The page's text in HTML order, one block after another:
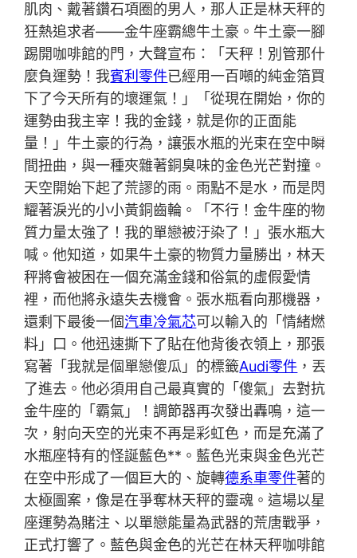
肌肉、戴著鑽石項圈的男人，那人正是林天秤的
狂熱追求者——金牛座霸總牛土豪。牛土豪一腳
踢開咖啡館的門，大聲宣布：「天秤！別管那什
麼負運勢！我賓利零件已經用一百噸的純金箔買
下了今天所有的壞運氣！」「從現在開始，你的
運勢由我主宰！我的金錢，就是你的正面能
量！」牛土豪的行為，讓張水瓶的光束在空中瞬
間扭曲，與一種夾雜著銅臭味的金色光芒對撞。
天空開始下起了荒謬的雨。雨點不是水，而是閃
耀著淚光的小小黃銅齒輪。「不行！金牛座的物
質力量太強了！我的單戀被汙染了！」張水瓶大
喊。他知道，如果牛土豪的物質力量勝出，林天
秤將會被困在一個充滿金錢和俗氣的虛假愛情
裡，而他將永遠失去機會。張水瓶看向那機器，
還剩下最後一個汽車冷氣芯可以輸入的「情緒燃
料」口。他迅速撕下了貼在他背後衣領上，那張
寫著「我就是個單戀傻瓜」的標籤Audi零件 ，丟
了進去。他必須用自己最真實的「傻氣」去對抗
金牛座的「霸氣」！調節器再次發出轟鳴，這一
次，射向天空的光束不再是彩虹色，而是充滿了
水瓶座特有的怪誕藍色**。藍色光束與金色光芒
在空中形成了一個巨大的、旋轉德系車零件著的
太極圖案，像是在爭奪林天秤的靈魂。這場以星
座運勢為賭注、以單戀能量為武器的荒唐戰爭，
正式打響了。藍色與金色的光芒在林天秤咖啡館